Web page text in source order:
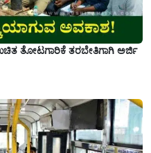
ತೋಟಗಾರಿಕೆ ತರಬೇತಿಗಾಗಿ ಅರ್ಜಿ